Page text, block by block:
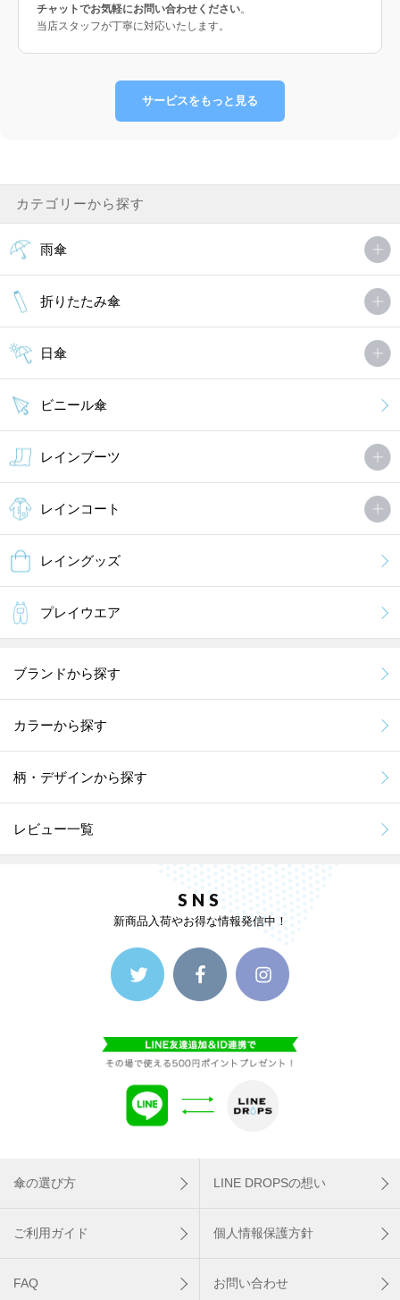
チャットでお気軽にお問い合わせください。
当店スタッフが丁寧に対応いたします。
サービスをもっと見る
カテゴリーから探す
雨傘
折りたたみ傘
日傘
ビニール傘
レインブーツ
レインコート
レイングッズ
プレイウエア
ブランドから探す
カラーから探す
柄・デザインから探す
レビュー一覧
SNS
新商品入荷やお得な情報発信中！
傘の選び方 LINE DROPSの想い
ご利用ガイド 個人情報保護方針
FAQ お問い合わせ